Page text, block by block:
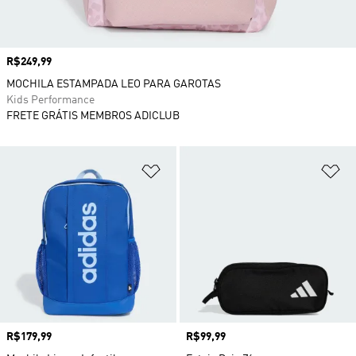
Preço
R$179,99
Preço
R$99,99
Preço
R$249,99
MOCHILA ESTAMPADA LEO PARA GAROTAS
Kids Performance
FRETE GRÁTIS MEMBROS ADICLUB